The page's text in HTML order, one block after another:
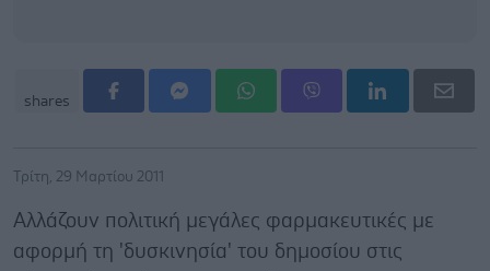
shares
Τρίτη, 29 Μαρτίου 2011
Αλλάζουν πολιτική μεγάλες φαρμακευτικές με
αφορμή τη 'δυσκινησία' του δημοσίου στις